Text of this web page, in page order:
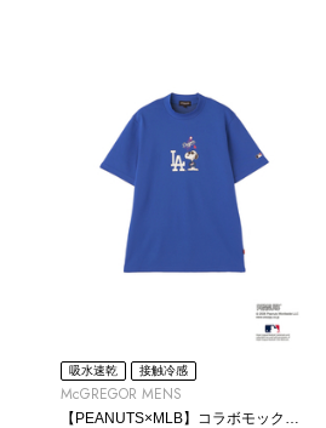
吸水速乾 接触冷感
McGREGOR MENS